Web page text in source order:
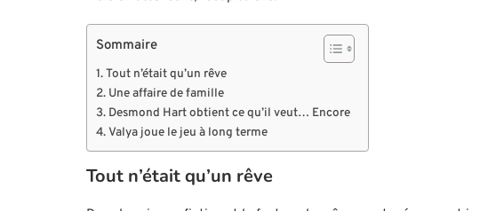
Sommaire
Tout n’était qu’un rêve
Une affaire de famille
Desmond Hart obtient ce qu’il veut… Encore
Valya joue le jeu à long terme
Tout n’était qu’un rêve